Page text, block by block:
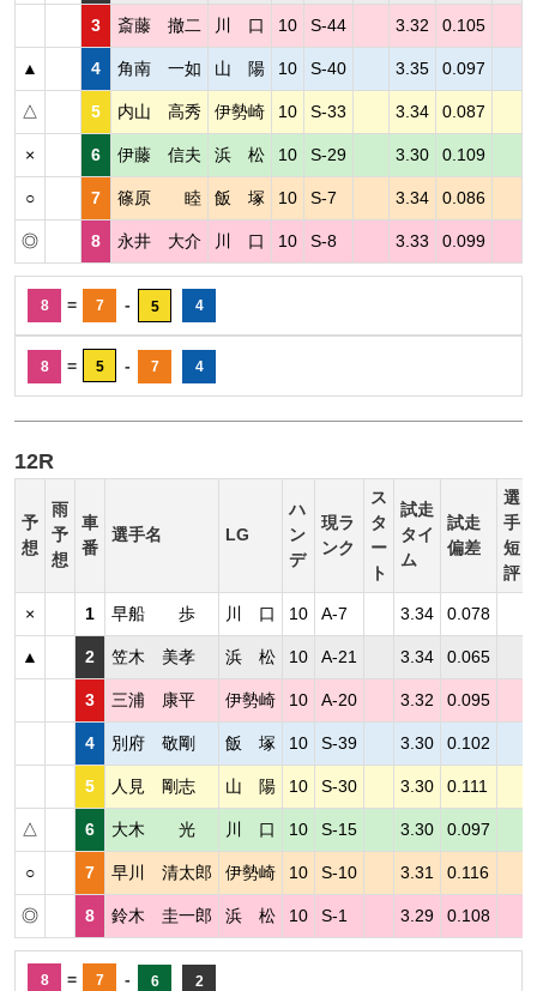
3 斎藤 撤二 川 口 10 S-44 3.32 0.105
▲ 4 角南 一如 山 陽 10 S-40 3.35 0.097
△ 5 内山 高秀 伊勢崎 10 S-33 3.34 0.087
× 6 伊藤 信夫 浜 松 10 S-29 3.30 0.109
○ 7 篠原 睦 飯 塚 10 S-7 3.34 0.086
◎ 8 永井 大介 川 口 10 S-8 3.33 0.099
8 = 7 - 5 4
8 = 5 - 7 4
12R
予
想
雨
予
想
車
番
選手名 LG
ハ
ン
デ
現ラ
ンク
ス
タ
ー
ト
試走
タイ
ム
試走
偏差
選
手
短
評
× 1 早船 歩 川 口 10 A-7 3.34 0.078
▲ 2 笠木 美孝 浜 松 10 A-21 3.34 0.065
3 三浦 康平 伊勢崎 10 A-20 3.32 0.095
4 別府 敬剛 飯 塚 10 S-39 3.30 0.102
5 人見 剛志 山 陽 10 S-30 3.30 0.111
△ 6 大木 光 川 口 10 S-15 3.30 0.097
○ 7 早川 清太郎 伊勢崎 10 S-10 3.31 0.116
◎ 8 鈴木 圭一郎 浜 松 10 S-1 3.29 0.108
8 = 7 - 6 2